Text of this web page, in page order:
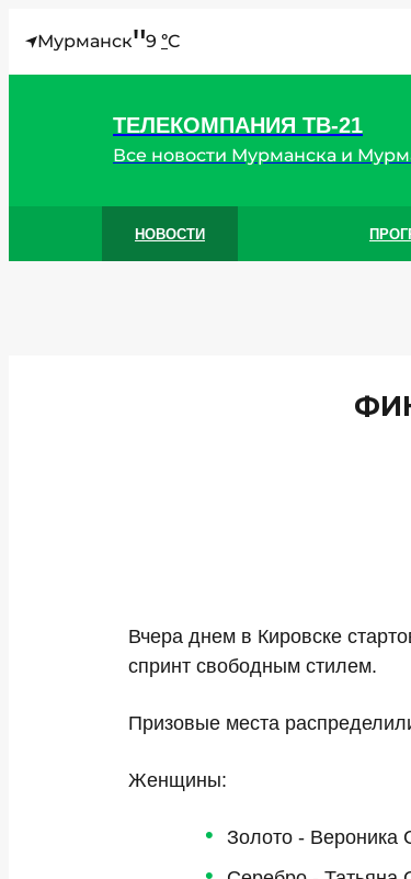
Мурманск"9 °C
ТЕЛЕКОМПАНИЯ ТВ-21
Все новости Мурманска и
НОВОСТИ
Вчера днем в Кировске
спринт свободным стилем.
Призовые места
Женщины:
Золото - Вероника